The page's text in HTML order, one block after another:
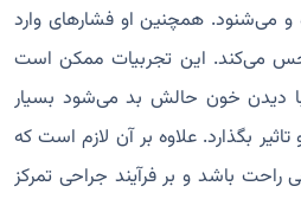
و می‌شنود. همچنین او فشار‌های وارد
می‌کند. این تجربیات ممکن است
دیدن خون حالش بد می‌شود بسیار
بگذارد. علاوه بر آن لازم است که
باشد و بر فرآیند جراحی تمرکز